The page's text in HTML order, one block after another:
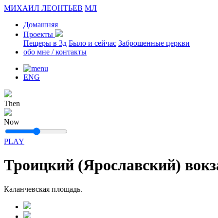
МИХАИЛ ЛЕОНТЬЕВ МЛ
Домашняя
Проекты
Пещеры в 3д Было и сейчас Заброшенные церкви
обо мне / контакты
ENG
Then
Now
PLAY
Троицкий (Ярославский)
Каланчевская площадь.